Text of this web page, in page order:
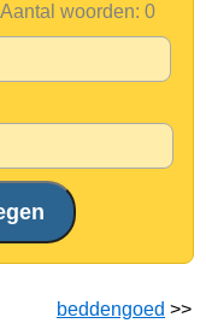
Aantal woorden:
beddengoed >>